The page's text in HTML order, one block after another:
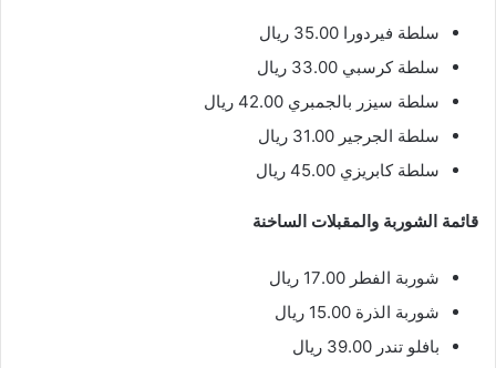
سلطة فيردورا 35.00 ريال
سلطة كرسبي 33.00 ريال
سلطة سيزر بالجمبري 42.00 ريال
سلطة الجرجير 31.00 ريال
سلطة كابريزي 45.00 ريال
قائمة الشوربة والمقبلات الساخنة
شوربة الفطر 17.00 ريال
شوربة الذرة 15.00 ريال
بافلو تندر 39.00 ريال